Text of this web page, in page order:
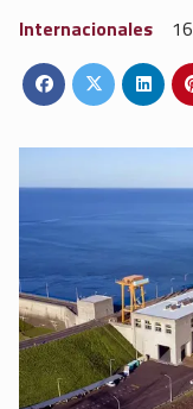
Internacionales